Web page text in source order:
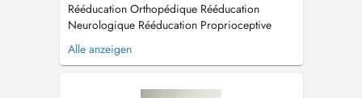
Rééducation Orthopédique Rééducation
Neurologique Rééducation Proprioceptive
Rééducation périnéale Massages thérapeutique
et classique Drainage Lymphatique Visites à
Rééducation Posturale Globale (RPG) Tél.: 691
Alle anzeigen